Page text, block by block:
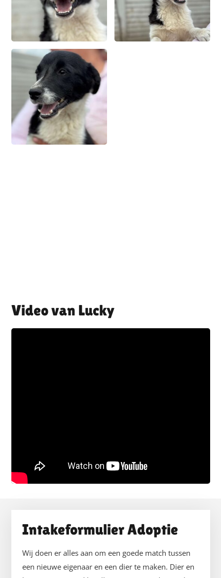
Lucky
Intakeformulier Adoptie
Wij doen er alles aan om een goede match tussen
een nieuwe eigenaar en een dier te maken. Dier en